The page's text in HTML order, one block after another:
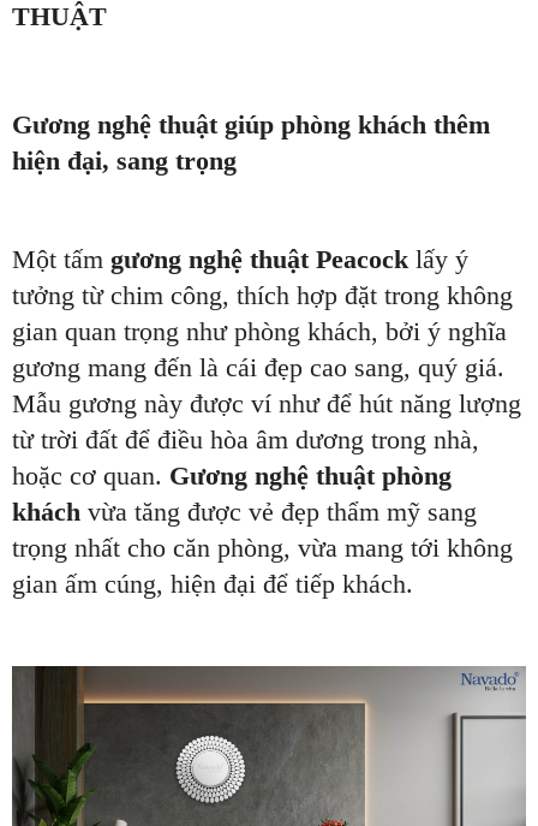
THUẬT
Gương nghệ thuật giúp phòng khách thêm
hiện đại, sang trọng
Một tấm gương nghệ thuật Peacocklấy ý
tưởng từ chim công, thích hợp đặt trong không
gian quan trọng như phòng khách, bởi ý nghĩa
gương mang đến là cái đẹp cao sang, quý giá.
Mẫu gương này được ví như để hút năng lượng
từ trời đất để điều hòa âm dương trong nhà,
hoặc cơ quan. Gương nghệ thuật phòng
khách vừa tăng được vẻ đẹp thẩm mỹ sang
trọng nhất cho căn phòng, vừa mang tới không
gian ấm cúng, hiện đại để tiếp khách.